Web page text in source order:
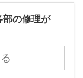
の修理が